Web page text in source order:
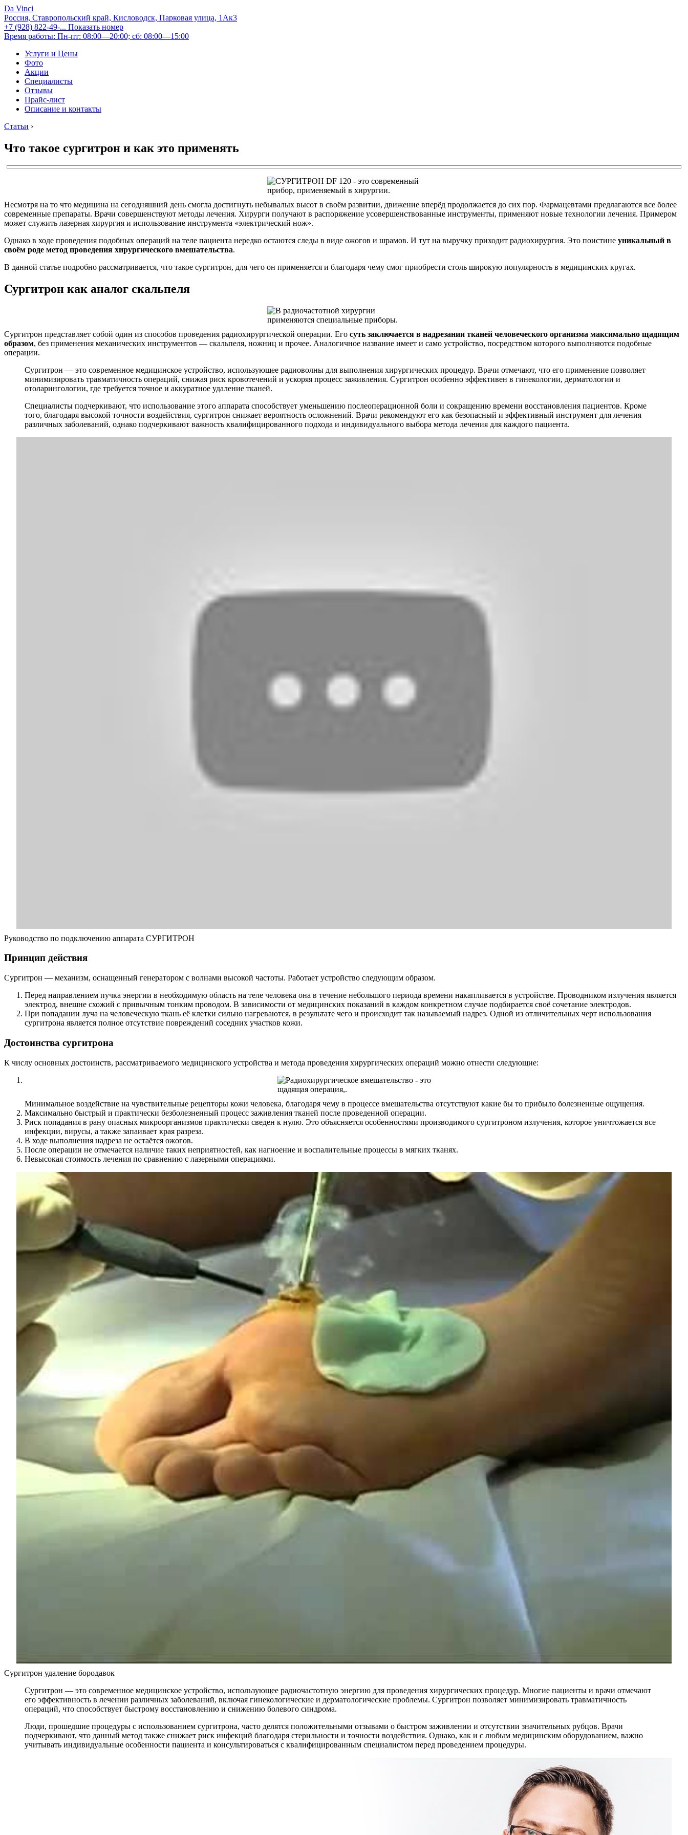
Da Vinci
Россия, Ставропольский край, Кисловодск, Парковая улица, 1Ак3
+7 (928) 822-49-... Показать номер
Время работы: Пн-пт: 08:00—20:00; сб: 08:00—15:00
Услуги и Цены
Фото
Акции
Специалисты
Отзывы
Прайс-лист
Описание и контакты
Статьи ›
Что такое сургитрон и как это применять
Несмотря на то что медицина на сегодняшний день смогла достигнуть небывалых высот в своём развитии, движение вперёд продолжается до сих пор. Фармацевтами предлагаются все более
современные препараты. Врачи совершенствуют методы лечения. Хирурги получают в распоряжение усовершенствованные инструменты, применяют новые технологии лечения. Примером
может служить лазерная хирургия и использование инструмента «электрический нож».
Однако в ходе проведения подобных операций на теле пациента нередко остаются следы в виде ожогов и шрамов. И тут на выручку приходит радиохирургия. Это поистине уникальный в
своём роде метод проведения хирургического вмешательства.
В данной статье подробно рассматривается, что такое сургитрон, для чего он применяется и благодаря чему смог приобрести столь широкую популярность в медицинских кругах.
Сургитрон как аналог скальпеля
Сургитрон представляет собой один из способов проведения радиохирургической операции. Его суть заключается в надрезании тканей человеческого организма максимально щадящим
образом, без применения механических инструментов — скальпеля, ножниц и прочее. Аналогичное название имеет и само устройство, посредством которого выполняются подобные
операции.
Сургитрон — это современное медицинское устройство, использующее радиоволны для выполнения хирургических процедур. Врачи отмечают, что его применение позволяет
минимизировать травматичность операций, снижая риск кровотечений и ускоряя процесс заживления. Сургитрон особенно эффективен в гинекологии, дерматологии и
отоларингологии, где требуется точное и аккуратное удаление тканей.
Специалисты подчеркивают, что использование этого аппарата способствует уменьшению послеоперационной боли и сокращению времени восстановления пациентов. Кроме
того, благодаря высокой точности воздействия, сургитрон снижает вероятность осложнений. Врачи рекомендуют его как безопасный и эффективный инструмент для лечения
различных заболеваний, однако подчеркивают важность квалифицированного подхода и индивидуального выбора метода лечения для каждого пациента.
Руководство по подключению аппарата СУРГИТРОН
Принцип действия
Сургитрон — механизм, оснащенный генератором с волнами высокой частоты. Работает устройство следующим образом.
Перед направлением пучка энергии в необходимую область на теле человека она в течение небольшого периода времени накапливается в устройстве. Проводником излучения является
электрод, внешне схожий с привычным тонким проводом. В зависимости от медицинских показаний в каждом конкретном случае подбирается своё сочетание электродов.
При попадании луча на человеческую ткань её клетки сильно нагреваются, в результате чего и происходит так называемый надрез. Одной из отличительных черт использования
сургитрона является полное отсутствие повреждений соседних участков кожи.
Достоинства сургитрона
К числу основных достоинств, рассматриваемого медицинского устройства и метода проведения хирургических операций можно отнести следующие:
Минимальное воздействие на чувствительные рецепторы кожи человека, благодаря чему в процессе вмешательства отсутствуют какие бы то прибыло болезненные ощущения.
Максимально быстрый и практически безболезненный процесс заживления тканей после проведенной операции.
Риск попадания в рану опасных микроорганизмов практически сведен к нулю. Это объясняется особенностями производимого сургитроном излучения, которое уничтожается все
инфекции, вирусы, а также запаивает края разреза.
В ходе выполнения надреза не остаётся ожогов.
После операции не отмечается наличие таких неприятностей, как нагноение и воспалительные процессы в мягких тканях.
Невысокая стоимость лечения по сравнению с лазерными операциями.
Сургитрон удаление бородавок
Сургитрон — это современное медицинское устройство, использующее радиочастотную энергию для проведения хирургических процедур. Многие пациенты и врачи отмечают
его эффективность в лечении различных заболеваний, включая гинекологические и дерматологические проблемы. Сургитрон позволяет минимизировать травматичность
операций, что способствует быстрому восстановлению и снижению болевого синдрома.
Люди, прошедшие процедуры с использованием сургитрона, часто делятся положительными отзывами о быстром заживлении и отсутствии значительных рубцов. Врачи
подчеркивают, что данный метод также снижает риск инфекций благодаря стерильности и точности воздействия. Однако, как и с любым медицинским оборудованием, важно
учитывать индивидуальные особенности пациента и консультироваться с квалифицированным специалистом перед проведением процедуры.